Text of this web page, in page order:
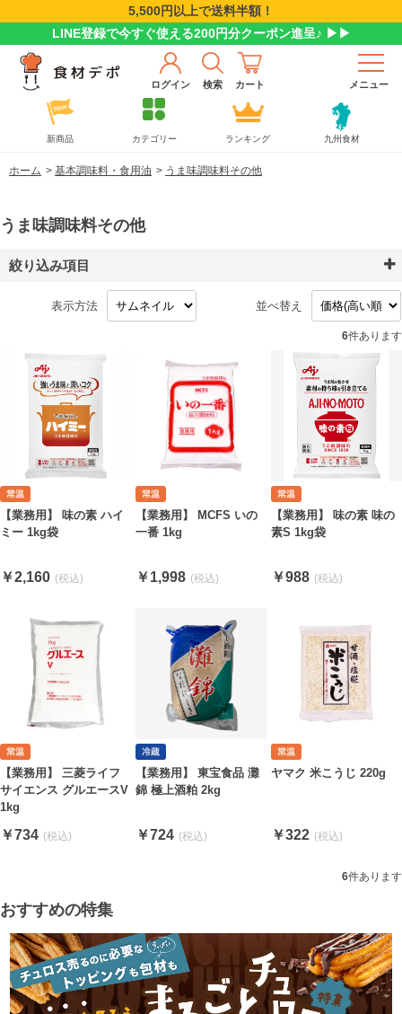
5,500円以上で送料半額！
LINE登録で今すぐ使える200円分クーポン進呈♪ ▶▶
ログイン 検索 カート メニュー
新商品 カテゴリー ランキング 九州食材
ホーム > 基本調味料・食用油 > うま味調味料その他
うま味調味料その他
絞り込み項目
表示方法 並べ替え
6件あります
【業務用】 味の素 ハイ
ミー 1kg袋
￥2,160
【業務用】 MCFS いの
一番 1kg
￥1,998
【業務用】 味の素 味の
素S 1kg袋
￥988
【業務用】 三菱ライフ
サイエンス グルエースV
1kg
￥734
【業務用】 東宝食品 灘
錦 極上酒粕 2kg
￥724
ヤマク 米こうじ 220g
￥322
6件あります
おすすめの特集